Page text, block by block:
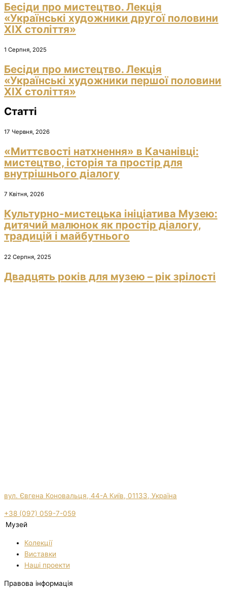
Бесіди про мистецтво. Лекція
«Українські художники другої половини
ХІХ століття»
1 Серпня, 2025
Бесіди про мистецтво. Лекція
«Українські художники першої половини
ХІХ століття»
Статті
17 Червня, 2026
«Миттєвості натхнення» в Качанівці:
мистецтво, історія та простір для
внутрішнього діалогу
7 Квітня, 2026
Культурно-мистецька ініціатива Музею:
дитячий малюнок як простір діалогу,
традицій і майбутнього
22 Серпня, 2025
Двадцять років для музею – рік зрілості
вул. Євгена Коновальця, 44-А Київ, 01133, Україна
+38 (097) 059-7-059
Музей
Колекції
Виставки
Нашi проекти
Правова інформація